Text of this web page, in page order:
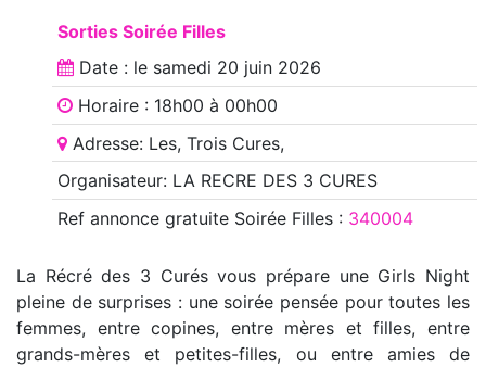
Sorties Soirée Filles
Date : le samedi 20 juin 2026
Horaire : 18h00 à 00h00
Adresse: Les, Trois Cures,
Organisateur: LA RECRE DES 3 CURES
Ref annoncegratuite Soirée Filles : 340004
La Récré des 3 Curés vous prépare une Girls Night
pleine de surprises : une soirée pensée pour toutes les
femmes, entre copines, entre mères et filles, entre
grands-mères et petites-filles, ou entre amies de